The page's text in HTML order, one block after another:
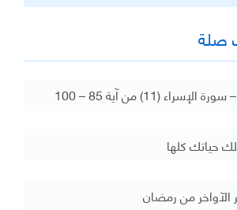
صلة
حياتك كلها
الآواخر من رمضان